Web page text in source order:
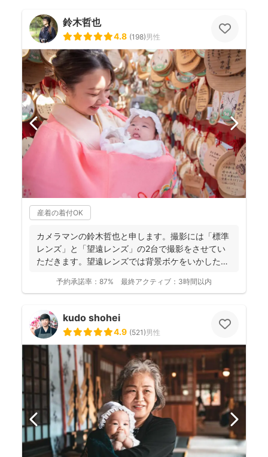
鈴木哲也
4.8 (198)男性
産着の着付OK
カメラマンの鈴木哲也と申します。撮影には「標準
レンズ」と「望遠レンズ」の2台で撮影をさせてい
ただきます。望遠レンズでは背景ボケをいかしたお
予約承諾率： 87% 最終アクティブ： 3時間以内
kudo shohei
4.9 (521)男性